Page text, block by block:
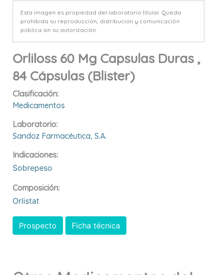
Esta imagen es propiedad del laboratorio titular. Queda
prohibida su reproducción, distribución y comunicación
pública sin su autorización.
Orliloss 60 Mg Capsulas Duras ,
84 Cápsulas (blister)
Clasificación:
Medicamentos
Laboratorio:
Sandoz Farmacéutica, S.a.
Indicaciones:
Sobrepeso
Composición:
Orlistat
Prospecto Ficha técnica